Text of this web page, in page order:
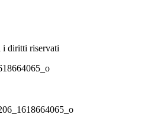
i diritti riservati